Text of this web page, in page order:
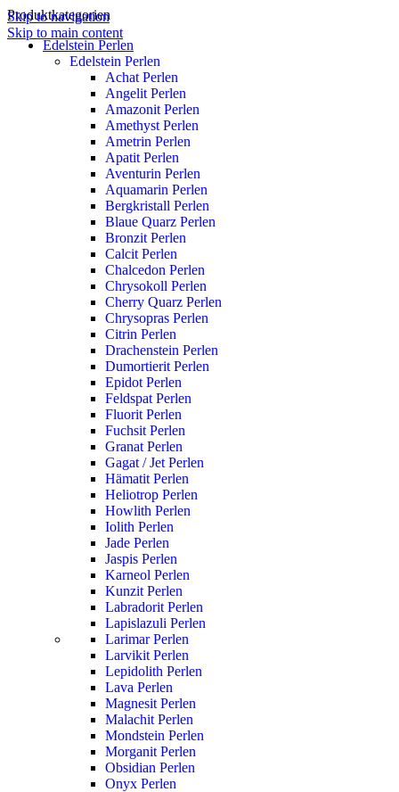
Skip to navigation
Skip to main content
Produktkategorien
Edelstein Perlen
Edelstein Perlen
Achat Perlen
Angelit Perlen
Amazonit Perlen
Amethyst Perlen
Ametrin Perlen
Apatit Perlen
Aventurin Perlen
Aquamarin Perlen
Bergkristall Perlen
Blaue Quarz Perlen
Bronzit Perlen
Calcit Perlen
Chalcedon Perlen
Chrysokoll Perlen
Cherry Quarz Perlen
Chrysopras Perlen
Citrin Perlen
Drachenstein Perlen
Dumortierit Perlen
Epidot Perlen
Feldspat Perlen
Fluorit Perlen
Fuchsit Perlen
Granat Perlen
Gagat / Jet Perlen
Hämatit Perlen
Heliotrop Perlen
Howlith Perlen
Iolith Perlen
Jade Perlen
Jaspis Perlen
Karneol Perlen
Kunzit Perlen
Labradorit Perlen
Lapislazuli Perlen
Larimar Perlen
Larvikit Perlen
Lepidolith Perlen
Lava Perlen
Magnesit Perlen
Malachit Perlen
Mondstein Perlen
Morganit Perlen
Obsidian Perlen
Onyx Perlen